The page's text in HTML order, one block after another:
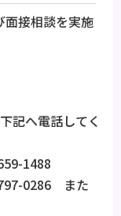
接相談を実施
記へ電話してく
1488
0286 また